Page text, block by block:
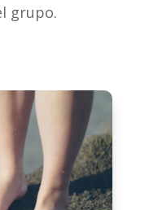
grupo.